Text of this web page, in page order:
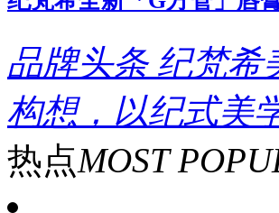
品牌头条 纪梵希
构想，以纪式美
热点MOST